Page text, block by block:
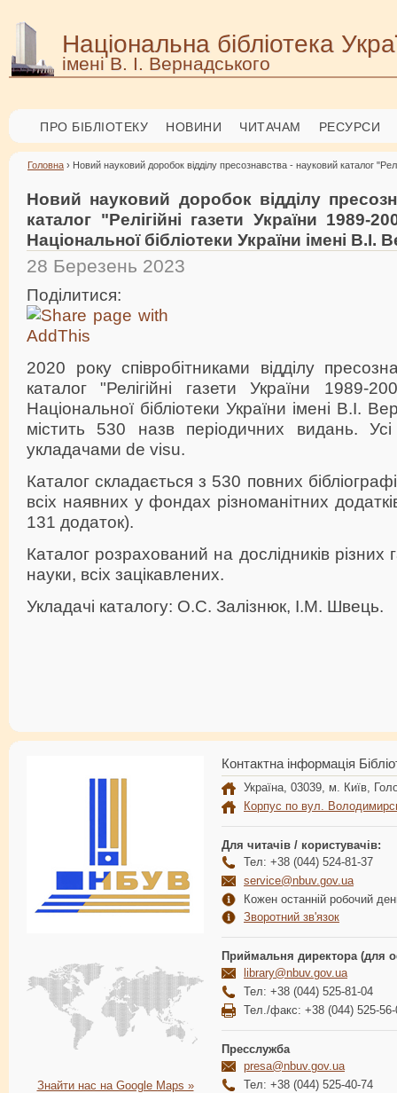
Національна бібліотека
імені В. І. Вернадського
ПРО БІБЛІОТЕКУ НОВИНИ ЧИТАЧАМ РЕСУРСИ
Головна › Новий науковий доробок відділу пресознавства - науковий каталог
Новий науковий доробок відділу
каталог "Релігійні газети України 1989-
Національної бібліотеки України імені В.І.
28 Березень 2023
Поділитися:
2020 року співробітниками відділу
каталог "Релігійні газети України 1989-
Національної бібліотеки України імені В.І.
містить 530 назв періодичних видань.
укладачами de visu.
Каталог складається з 530 повних
всіх наявних у фондах різноманітних
131 додаток).
Каталог розрахований на дослідників різних
науки, всіх зацікавлених.
Укладачі каталогу: О.С. Залізнюк, І.М. Швець.
Знайти нас на Google Maps »
Контактна інформація
Україна, 03039, м. Київ,
Корпус по вул.
Для читачів / користувачів:
Тел: +38 (044) 524-81-37
service@nbuv.gov.ua
Кожен останній робочий
Зворотний зв'язок
Приймальня директора (для
library@nbuv.gov.ua
Тел: +38 (044) 525-81-04
Тел./факс: +38 (044) 525-56-
Пресслужба
presa@nbuv.gov.ua
Тел: +38 (044) 525-40-74